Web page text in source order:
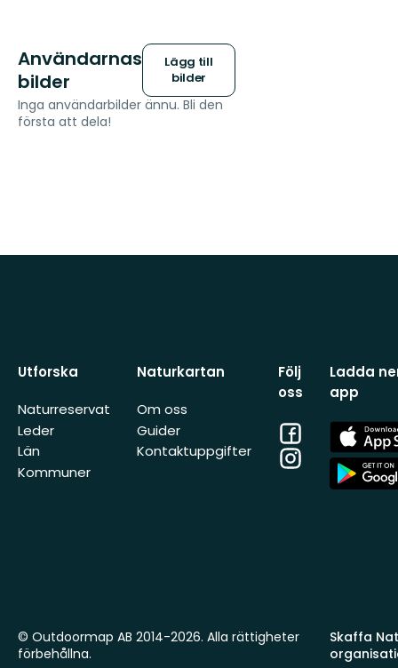
Användarnas
bilder
Lägg till
bilder
Inga användarbilder ännu. Bli den
första att dela!
Utforska
Naturreservat
Leder
Län
Kommuner
Naturkartan
Om oss
Guider
Kontaktuppgifter
Följ
oss
Facebook
Instagram
Ladda
app
App
Store
App
Store
Skaffa
© Outdoormap AB 2014-2026. Alla rättigheter
förbehållna.